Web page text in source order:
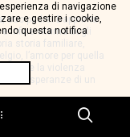
, suo padre. Dapprima
infine vittima degli
storia familiare,
l’amore per quella
e la violenza
e le speranze di un
intimo che resiste al
alla recente storia
di navigazione
e gestire i cookie,
questa notifica